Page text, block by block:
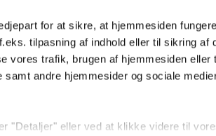
for at sikre, at hjemmesiden
tilpasning af indhold eller til sikring af
vores trafik, brugen af hjemmesiden eller
andre hjemmesider og sociale
"Detaljer" eller ved at klikke videre til